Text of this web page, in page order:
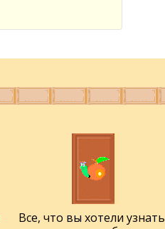
Все, что вы хотели узнать